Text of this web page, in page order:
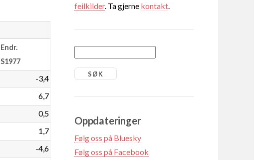
Endr.
S1977
-3,4
6,7
0,5
1,7
-4,6
feilkilder. Ta gjerne kontakt
Oppdateringer
Følg oss på Bluesky
Følg oss på Facebook